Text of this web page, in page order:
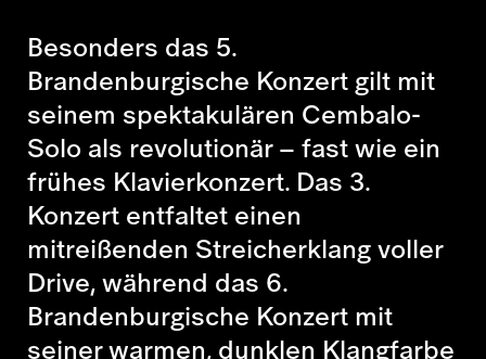
Besonders das 5.
Brandenburgische Konzert gilt mit
seinem spektakulären Cembalo-
Solo als revolutionär – fast wie ein
frühes Klavierkonzert. Das 3.
Konzert entfaltet einen
mitreißenden Streicherklang voller
Drive, während das 6.
Brandenburgische Konzert mit
seiner warmen, dunklen Klangfarbe